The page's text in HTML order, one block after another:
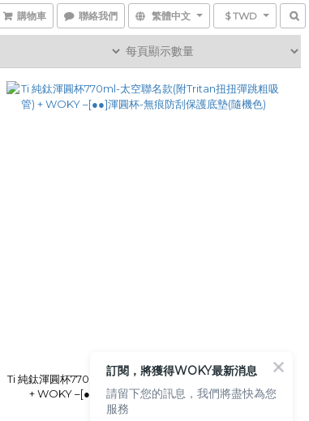
購物車 聯絡我們 繁體中文 $ TWD
Ti 純鈦渾圓杯770ml-太空聯名款(附Tritan扭扭彈跳粗吸管)
+ WOKY –[●●]渾圓杯-無痕防刮保護底墊(隨機色)
NT$3,479
訂閱，將獲得WOKY最新消息
請留下您的訊息，我們將盡快為您
服務